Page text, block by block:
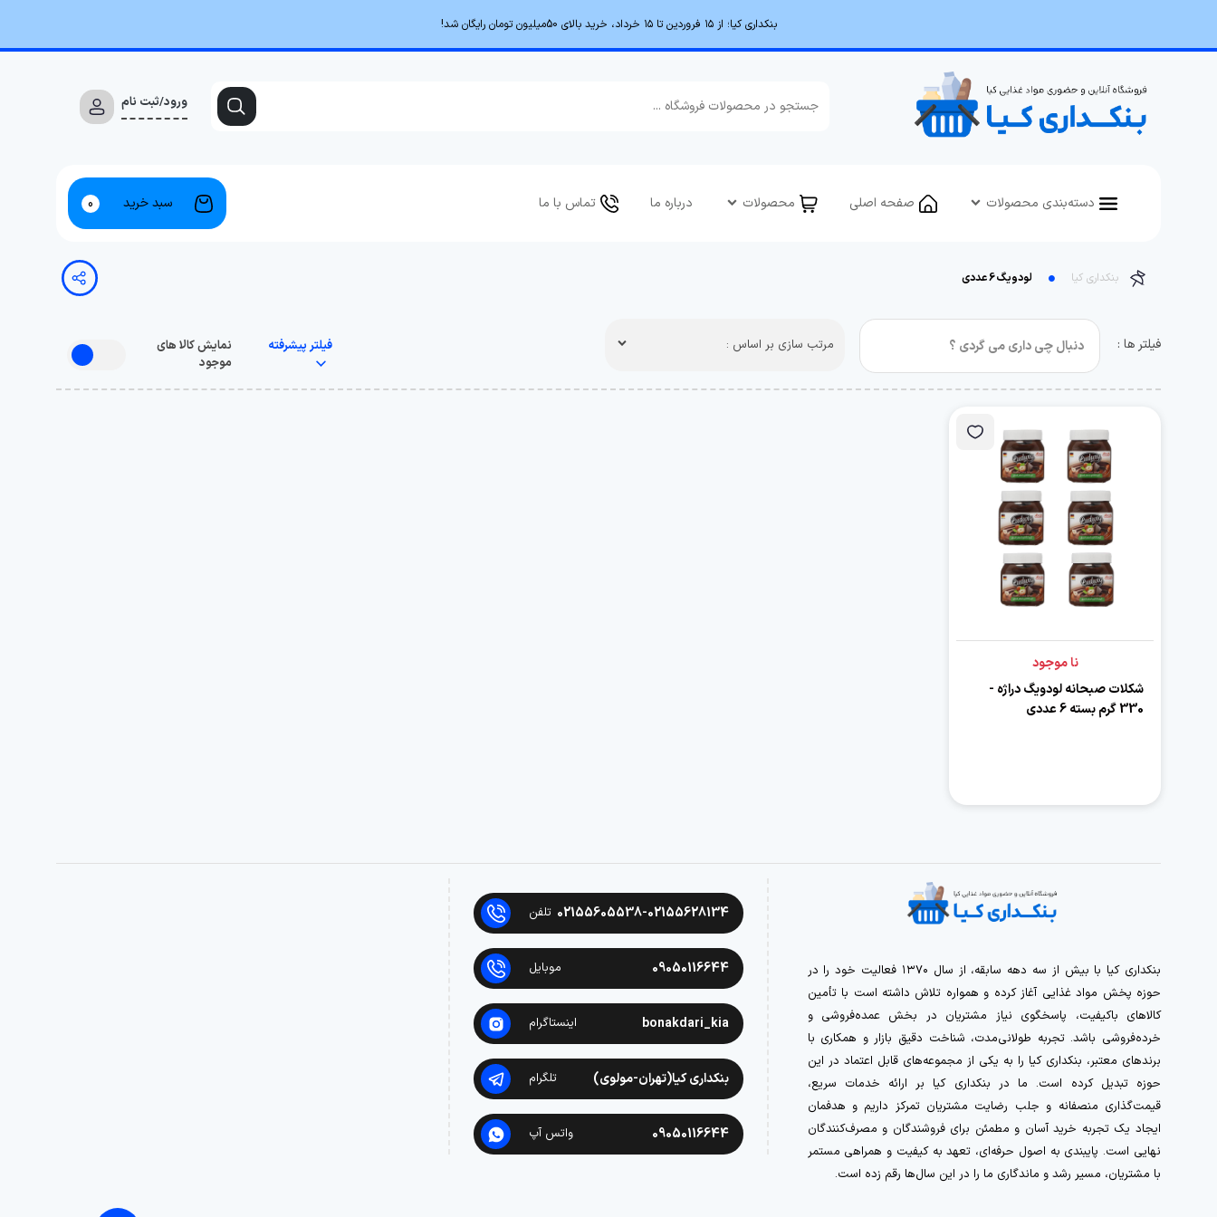
بنکداری کیا؛ از ۱۵ فروردین تا ۱۵ خرداد، خرید بالای 50میلیون تومان رایگان شد!
ورود/ثبت نام
دسته‌بندی محصولات صفحه اصلی محصولات درباره ما تماس با ما سبد خرید 0
بنکداری کیا لودویگ 6 عددی
فیلتر ها : مرتب سازی بر اساس : فیلتر پیشرفته
نمایش کالا های
موجود
نا موجود
شکلات صبحانه لودویگ دراژه -
330 گرم بسته 6 عددی
بنکداری کیا با بیش از سه دهه سابقه، از سال ۱۳۷۰ فعالیت خود را در
حوزه پخش مواد غذایی آغاز کرده و همواره تلاش داشته است با تأمین
کالاهای باکیفیت، پاسخگوی نیاز مشتریان در بخش عمده‌فروشی و
خرده‌فروشی باشد. تجربه طولانی‌مدت، شناخت دقیق بازار و همکاری با
برندهای معتبر، بنکداری کیا را به یکی از مجموعه‌های قابل اعتماد در این
حوزه تبدیل کرده است. ما در بنکداری کیا بر ارائه خدمات سریع،
قیمت‌گذاری منصفانه و جلب رضایت مشتریان تمرکز داریم و هدفمان
ایجاد یک تجربه خرید آسان و مطمئن برای فروشندگان و مصرف‌کنندگان
نهایی است. پایبندی به اصول حرفه‌ای، تعهد به کیفیت و همراهی مستمر
با مشتریان، مسیر رشد و ماندگاری ما را در این سال‌ها رقم زده است.
02155605538-02155628134 تلفن
09050116644 موبایل
bonakdari_kia اینستاگرام
بنکداری کیا(تهران-مولوی) تلگرام
09050116644 واتس آپ